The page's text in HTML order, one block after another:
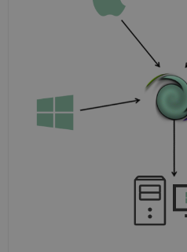
System